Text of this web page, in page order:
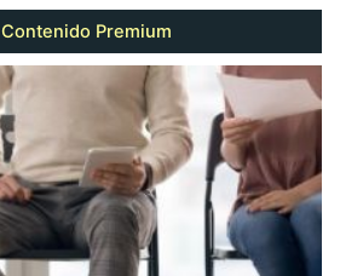
Contenido Premium